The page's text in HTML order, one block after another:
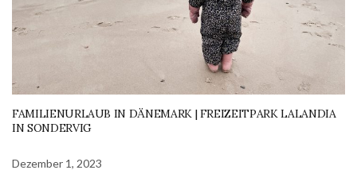
FAMILIENURLAUB IN DÄNEMARK | FREIZEITPARK LALANDIA
IN SONDERVIG
Dezember 1, 2023